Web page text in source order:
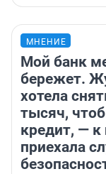
МНЕНИЕ
Мой банк
бережет.
хотела
тысяч,
кредит, —
приехала